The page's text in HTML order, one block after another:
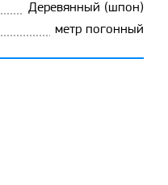
Деревянный (шпон)
метр погонный